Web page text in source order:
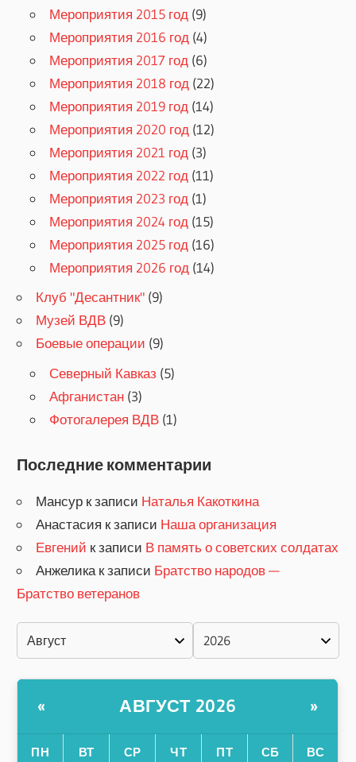
Мероприятия 2015 год (9)
Мероприятия 2016 год (4)
Мероприятия 2017 год (6)
Мероприятия 2018 год (22)
Мероприятия 2019 год (14)
Мероприятия 2020 год (12)
Мероприятия 2021 год (3)
Мероприятия 2022 год (11)
Мероприятия 2023 год (1)
Мероприятия 2024 год (15)
Мероприятия 2025 год (16)
Мероприятия 2026 год (14)
Клуб "Десантник" (9)
Музей ВДВ (9)
Боевые операции (9)
Северный Кавказ (5)
Афганистан (3)
Фотогалерея ВДВ (1)
Последние комментарии
Мансур к записи Наталья Какоткина
Анастасия к записи Наша организация
Евгений к записи В память о советских солдатах
Анжеликак записи Братство народов —
Братство ветеранов
« АВГУСТ 2026 »
ПН ВТ СР ЧТ ПТ СБ ВС